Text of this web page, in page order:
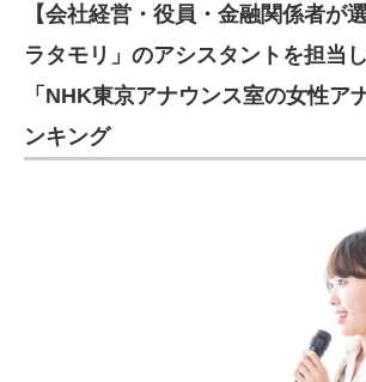
【会社経営・役員・金融関係者が
ラタモリ」のアシスタントを担当
「NHK東京アナウンス室の女性ア
ンキング